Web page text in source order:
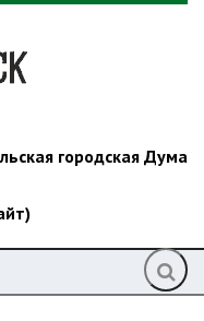
городская Дума